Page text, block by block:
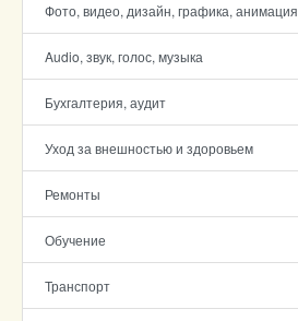
Фото, видео, дизайн, графика, анимация
Audio, звук, голос, музыка
Бухгалтерия, аудит
Уход за внешностью и здоровьем
Ремонты
Обучение
Транспорт